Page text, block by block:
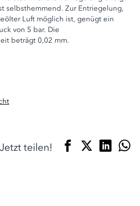
selbsthemmend. Zur Entriegelung,
Luft möglich ist, genügt ein
von 5 bar. Die
beträgt 0,02 mm.
Jetzt teilen!